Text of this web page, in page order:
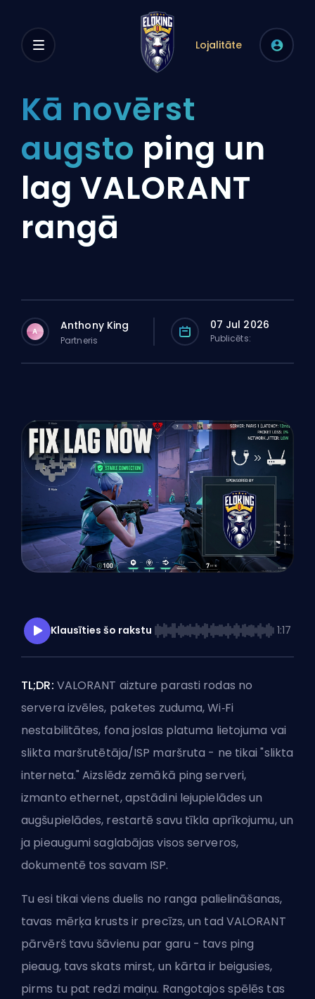
Lojalitāte
Kā novērst
augsto ping un
lag VALORANT
rangā
A Anthony King
Partneris
07 Jul 2026
Publicēts:
Klausīties šo rakstu 1:17
TL;DR: VALORANT aizture parasti rodas no
servera izvēles, paketes zuduma, Wi‑Fi
nestabilitātes, fona joslas platuma lietojuma vai
slikta maršrutētāja/ISP maršruta - ne tikai "slikta
interneta." Aizslēdz zemākā ping serveri,
izmanto ethernet, apstādini lejupielādes un
augšupielādes, restartē savu tīkla aprīkojumu, un
ja pieaugumi saglabājas visos serveros,
dokumentē tos savam ISP.
Tu esi tikai viens duelis no ranga palielināšanas,
tavas mērķa krusts ir precīzs, un tad VALORANT
pārvērš tavu šāvienu par garu - tavs ping
pieaug, tavs skats mirst, un kārta ir beigusies,
pirms tu pat redzi maiņu. Rangotajos spēlēs tas